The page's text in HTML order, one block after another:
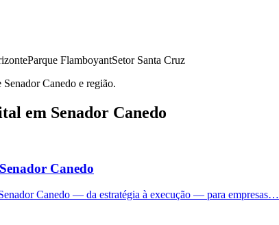
Parque FlamboyantSetor Santa Cruz
Senador Canedo e região.
em Senador Canedo
Senador Canedo
Canedo — da estratégia à execução — para empresas…